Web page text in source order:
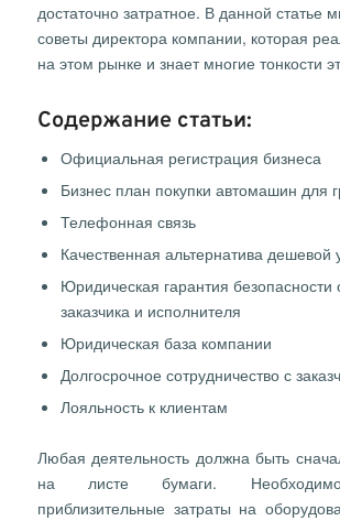
достаточно затратное. В данной статье
советы директора компании, которая
на этом рынке и знает многие тонкости
Содержание статьи:
Официальная регистрация бизнеса
Бизнес план покупки автомашин для
Телефонная связь
Качественная альтернатива дешевой
Юридическая гарантия
заказчика и исполнителя
Юридическая база компании
Долгосрочное сотрудничество с
Лояльность к клиентам
Любая деятельность должна быть
на листе бумаги. Необходимо
приблизительные затраты на